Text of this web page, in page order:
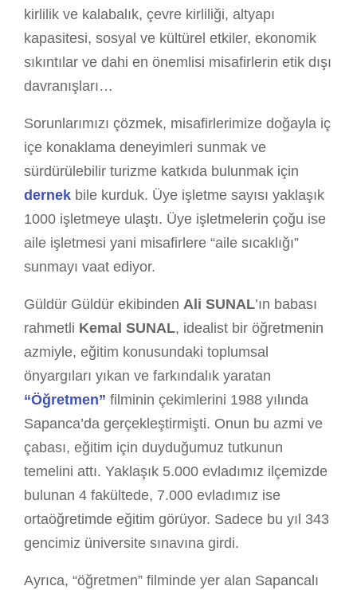
kirlilik ve kalabalık, çevre kirliliği, altyapı
kapasitesi, sosyal ve kültürel etkiler, ekonomik
sıkıntılar ve dahi en önemlisi misafirlerin etik dışı
davranışları…
Sorunlarımızı çözmek, misafirlerimize doğayla iç
içe konaklama deneyimleri sunmak ve
sürdürülebilir turizme katkıda bulunmak için
dernek bile kurduk. Üye işletme sayısı yaklaşık
1000 işletmeye ulaştı. Üye işletmelerin çoğu ise
aile işletmesi yani misafirlere “aile sıcaklığı”
sunmayı vaat ediyor.
Güldür Güldür ekibinden Ali SUNAL’ın babası
rahmetli Kemal SUNAL, idealist bir öğretmenin
azmiyle, eğitim konusundaki toplumsal
önyargıları yıkan ve farkındalık yaratan
“Öğretmen” filminin çekimlerini 1988 yılında
Sapanca’da gerçekleştirmişti. Onun bu azmi ve
çabası, eğitim için duyduğumuz tutkunun
temelini attı. Yaklaşık 5.000 evladımız ilçemizde
bulunan 4 fakültede, 7.000 evladımız ise
ortaöğretimde eğitim görüyor. Sadece bu yıl 343
gencimiz üniversite sınavına girdi.
Ayrıca, “öğretmen” filminde yer alan Sapancalı